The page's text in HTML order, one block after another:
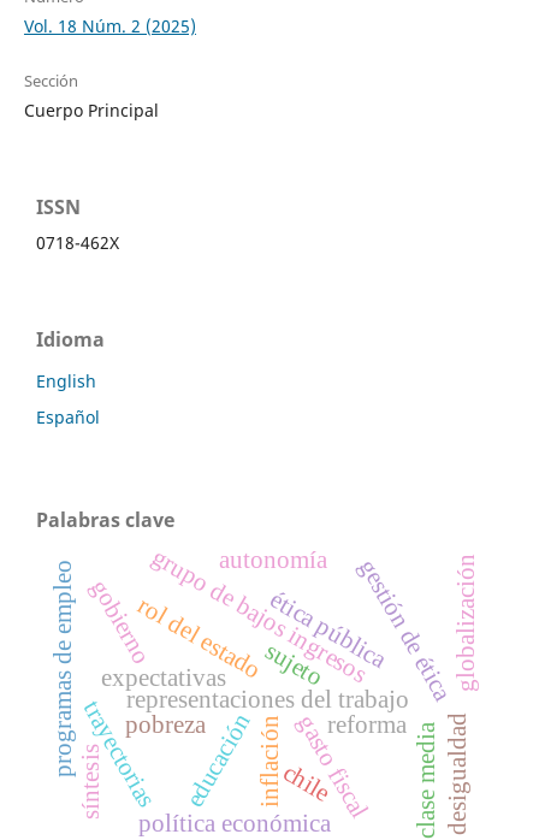
Vol. 18 Núm. 2 (2025)
Sección
Cuerpo Principal
ISSN
0718-462X
Idioma
English
Español
Palabras clave
representaciones del trabajo
trayectorias
expectativas
programas de empleo pobreza
grupo de bajos ingresos
ética pública
rol del estado gestión de ética
gasto fiscal
inflación
política económica
globalización
educación reforma clase media
chile
sujeto
autonomía
gobierno
desigualdad
síntesis